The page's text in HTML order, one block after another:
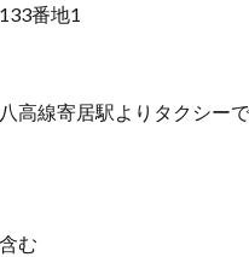
番地1
高線寄居駅よりタクシー
む